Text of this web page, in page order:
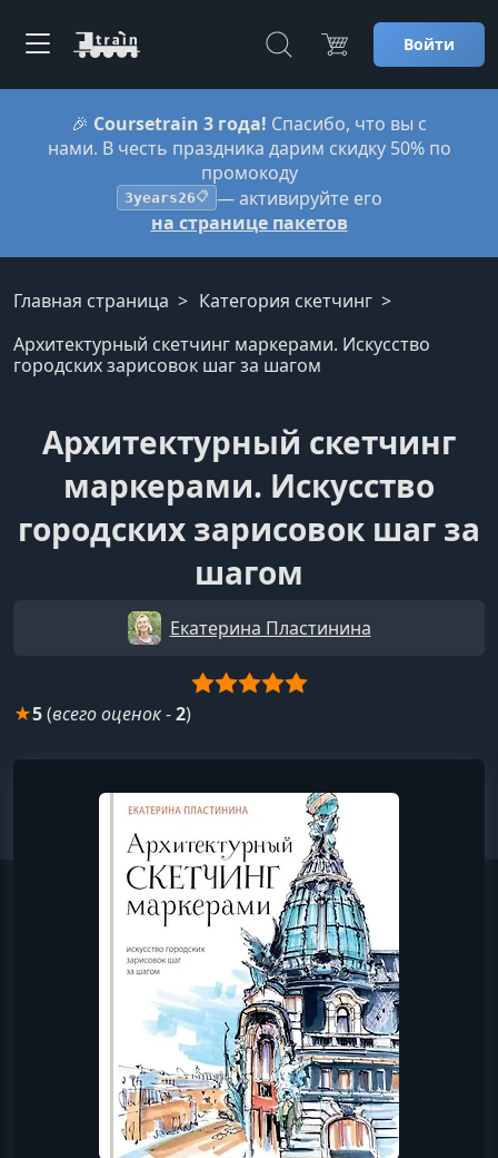
Войти
🎉 Coursetrain 3 года! Спасибо, что вы с
нами. В честь праздника дарим скидку 50% по
промокоду
3years26📋 — активируйте его
на странице пакетов
Главная страница
Категория скетчинг
Архитектурный скетчинг маркерами. Искусство
городских зарисовок шаг за шагом
Архитектурный скетчинг
маркерами. Искусство
городских зарисовок шаг за
шагом
Екатерина Пластинина
★5(всего оценок-2)